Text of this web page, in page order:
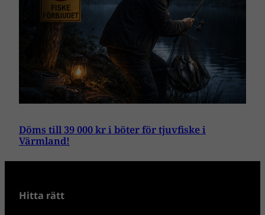
Döms till 39 000 kr i böter för tjuvfiske i
Värmland!
Hitta rätt